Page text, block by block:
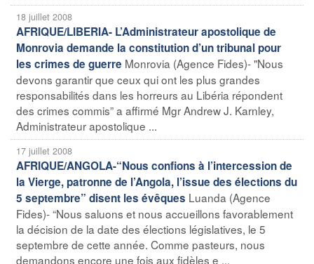
18 juillet 2008
AFRIQUE/LIBERIA- L’Administrateur apostolique de
Monrovia demande la constitution d’un tribunal pour
les crimes de guerre Monrovia (Agence Fides)- "Nous
devons garantir que ceux qui ont les plus grandes
responsabilités dans les horreurs au Libéria répondent
des crimes commis” a affirmé Mgr Andrew J. Karnley,
Administrateur apostolique ...
17 juillet 2008
AFRIQUE/ANGOLA-“Nous confions à l’intercession de
la Vierge, patronne de l’Angola, l’issue des élections du
5 septembre” disent les évêques Luanda (Agence
Fides)- “Nous saluons et nous accueillons favorablement
la décision de la date des élections législatives, le 5
septembre de cette année. Comme pasteurs, nous
demandons encore une fois aux fidèles e ...